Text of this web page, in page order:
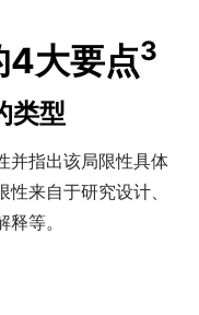
4大要点3
类型
并指出该局限性具体
来自于研究设计、
等。